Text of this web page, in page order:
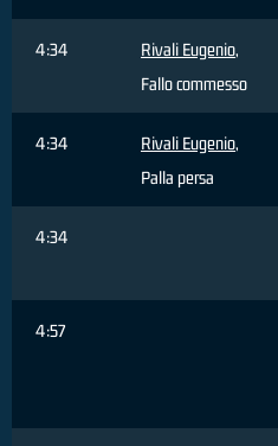
4:34 Rivali Eugenio,
Fallo commesso
4:34 Rivali Eugenio,
Palla persa
4:34
4:57